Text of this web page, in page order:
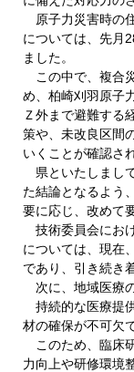
原子力災害時の
については、先月
ました。
この中で、複合
め、柏崎刈羽原子
Ｚ外まで避難する
策や、未改良区間
いくことが確認さ
県といたしまし
た結論となるよう
要に応じ、改めて
技術委員会にお
については、現在
であり、引き続き
次に、地域医療
持続的な医療提
材の確保が不可欠
このため、臨床
力向上や研修環境